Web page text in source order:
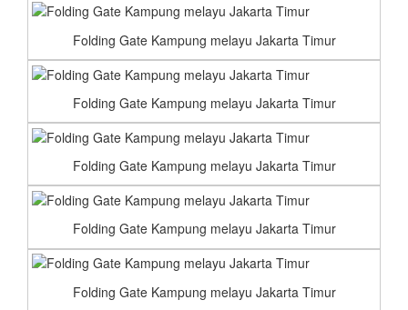
Folding Gate Kampung melayu Jakarta Timur
Folding Gate Kampung melayu Jakarta Timur
Folding Gate Kampung melayu Jakarta Timur
Folding Gate Kampung melayu Jakarta Timur
Folding Gate Kampung melayu Jakarta Timur